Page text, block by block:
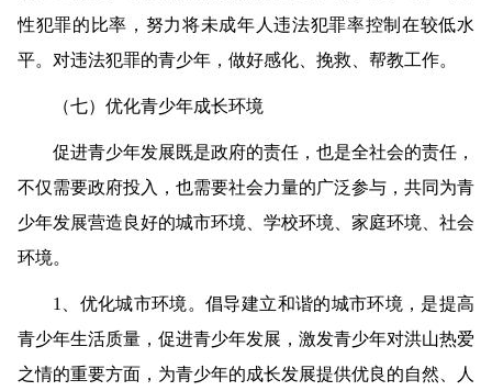
性犯罪的比率，努力将未成年人违法犯罪率控制在较低水
平。对违法犯罪的青少年，做好感化、挽救、帮教工作。
（七）优化青少年成长环境
促进青少年发展既是政府的责任，也是全社会的责任，
不仅需要政府投入，也需要社会力量的广泛参与，共同为青
少年发展营造良好的城市环境、学校环境、家庭环境、社会
环境。
1 、优化城市环境。倡导建立和谐的城市环境，是提高
青少年生活质量，促进青少年发展，激发青少年对洪山热爱
之情的重要方面，为青少年的成长发展提供优良的自然、人